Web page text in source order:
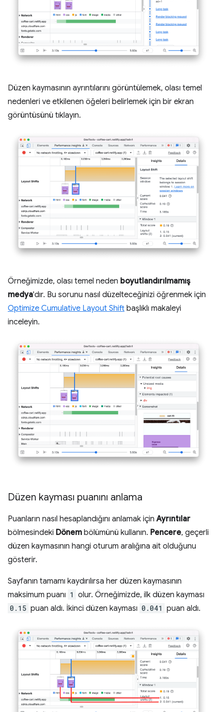
Düzen kaymasının ayrıntılarını görüntülemek, olası temel
nedenleri ve etkilenen öğeleri belirlemek için bir ekran
görüntüsünü tıklayın.
Örneğimizde, olası temel neden boyutlandırılmamış
medya'dır. Bu sorunu nasıl düzelteceğinizi öğrenmek için
Optimize Cumulative Layout Shift başlıklı makaleyi
inceleyin.
Düzen kayması puanını anlama
Puanların nasıl hesaplandığını anlamak içinAyrıntılar
bölmesindeki Dönem bölümünü kullanın. Pencere, geçerli
düzen kaymasının hangi oturum aralığına ait olduğunu
gösterir.
Sayfanın tamamı kaydırılırsa her düzen kaymasının
maksimum puanı 1 olur. Örneğimizde, ilk düzen kayması
0.15 puan aldı. İkinci düzen kayması 0.041 puan aldı.